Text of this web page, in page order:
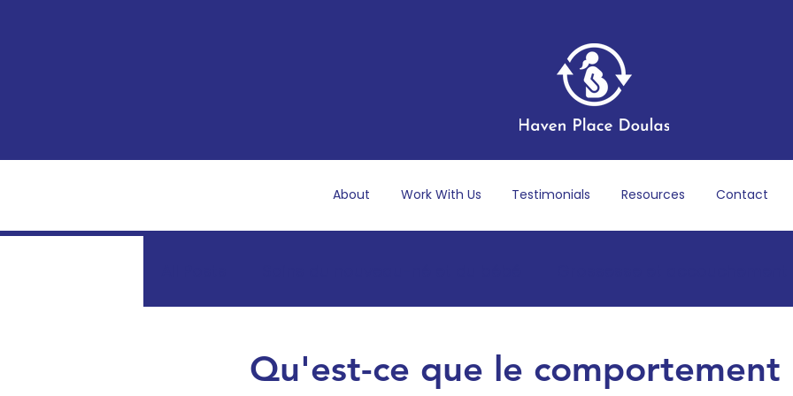
About Work With Us Testimonials Resources Contact
Qu'est-ce que le comportement